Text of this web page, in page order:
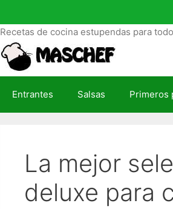
Recetas de cocina estupendas para
Entrantes Salsas Primeros
La mejor
deluxe para